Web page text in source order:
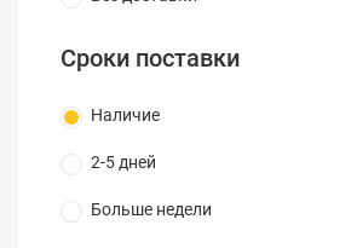
Сроки поставки
Наличие
2-5 дней
Больше недели